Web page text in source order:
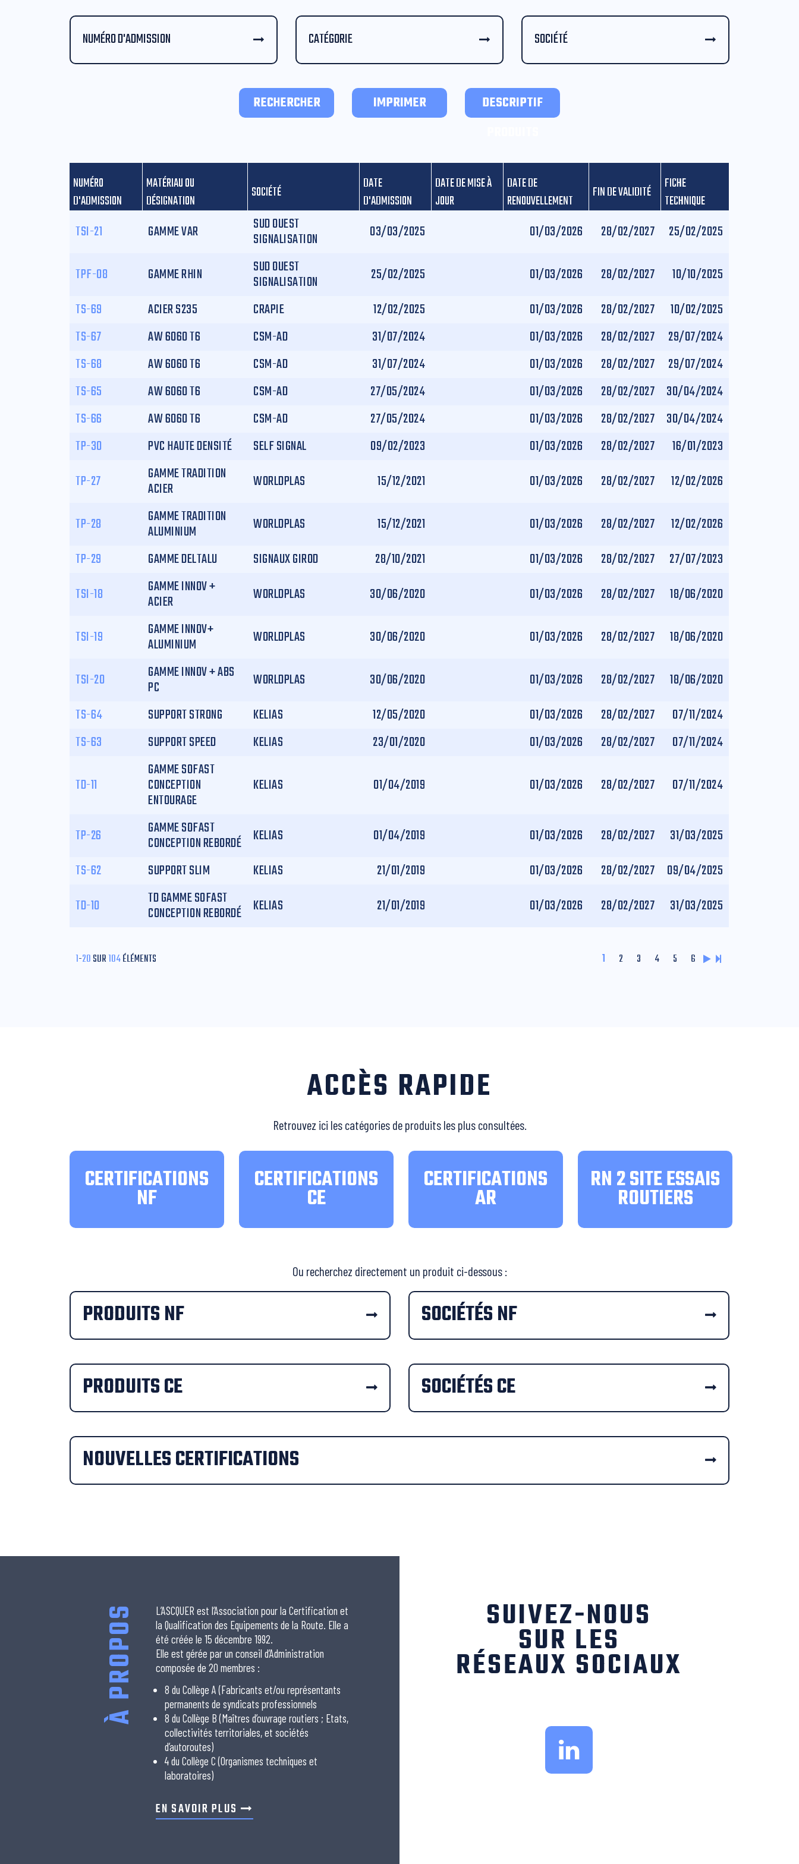
NUMÉRO D'ADMISSION CATÉGORIE SOCIÉTÉ
RECHERCHER IMPRIMER
DESCRIPTIF
NUMÉRO
D'ADMISSION
MATÉRIAU OU
DÉSIGNATION
SOCIÉTÉ
DATE
D'ADMISSION
DATE DE MISE À
JOUR
DATE DE
RENOUVELLEMENT
FIN DE VALIDITÉ
FICHE
TECHNIQUE
TSI-21 GAMME VAR SUD OUEST
SIGNALISATION 03/03/2025 01/03/2026 28/02/2027 25/02/2025
TPF-08 GAMME RHIN SUD OUEST
SIGNALISATION 25/02/2025 01/03/2026 28/02/2027
10/10/2025
TS-69
ACIER S235 CRAPIE 12/02/2025 01/03/2026 28/02/2027
10/02/2025
TS-67
AW 6060 T6 CSM-AD 31/07/2024 01/03/2026 28/02/2027
29/07/2024
TS-68
AW 6060 T6 CSM-AD 31/07/2024 01/03/2026 28/02/2027
29/07/2024
TS-65
AW 6060 T6 CSM-AD 27/05/2024 01/03/2026 28/02/2027
30/04/2024
TS-66
AW 6060 T6 CSM-AD 27/05/2024 01/03/2026 28/02/2027
30/04/2024
TP-30
PVC HAUTE DENSITÉ SELF SIGNAL 09/02/2023 01/03/2026 28/02/2027
16/01/2023
TP-27
GAMME TRADITION
ACIER WORLDPLAS 15/12/2021 01/03/2026 28/02/2027 12/02/2026
TP-28 GAMME TRADITION
ALUMINIUM WORLDPLAS 15/12/2021 01/03/2026 28/02/2027
12/02/2026
TP-29
GAMME DELTALU SIGNAUX GIROD 28/10/2021 01/03/2026 28/02/2027
27/07/2023
TSI-18
GAMME INNOV +
ACIER WORLDPLAS 30/06/2020 01/03/2026 28/02/2027 18/06/2020
TSI-19 GAMME INNOV+
ALUMINIUM WORLDPLAS 30/06/2020 01/03/2026 28/02/2027 18/06/2020
TSI-20 GAMME INNOV + ABS
PC WORLDPLAS 30/06/2020 01/03/2026 28/02/2027
18/06/2020
TS-64
SUPPORT STRONG KELIAS 12/05/2020 01/03/2026 28/02/2027
07/11/2024
TS-63
SUPPORT SPEED KELIAS 23/01/2020 01/03/2026 28/02/2027 07/11/2024
TD-11
GAMME SOFAST
CONCEPTION
ENTOURAGE
KELIAS 01/04/2019 01/03/2026 28/02/2027 07/11/2024
TP-26 GAMME SOFAST
CONCEPTION REBORDÉ KELIAS 01/04/2019 01/03/2026 28/02/2027
31/03/2025
TS-62
SUPPORT SLIM KELIAS 21/01/2019 01/03/2026 28/02/2027
09/04/2025
TD-10
TD GAMME SOFAST
CONCEPTION REBORDÉ KELIAS 21/01/2019 01/03/2026 28/02/2027 31/03/2025
1-20SUR104ÉLÉMENTS 1 2 3 4 5 6
ACCÈS RAPIDE
Retrouvez ici les catégories de produits les plus consultées.
CERTIFICATIONS
NF
CERTIFICATIONS
CE
CERTIFICATIONS
AR
RN 2 SITE ESSAIS
ROUTIERS
Ou recherchez directement un produit ci-dessous :
PRODUITS NF SOCIÉTÉS NF
PRODUITS CE SOCIÉTÉS CE
NOUVELLES CERTIFICATIONS
À PROPOS
L’ASCQUER est l’Association pour la Certification et
la Qualification des Equipements de la Route. Elle a
été créée le 15 décembre 1992.
Elle est gérée par un conseil d’Administration
composée de 20 membres :
8 du Collège A (Fabricants et/ou représentants
permanents de syndicats professionnels
8 du Collège B (Maîtres d’ouvrage routiers ; Etats,
collectivités territoriales, et sociétés
d’autoroutes)
4 du Collège C (Organismes techniques et
laboratoires)
EN SAVOIR PLUS
SUIVEZ-NOUS
SUR LES
RÉSEAUX SOCIAUX